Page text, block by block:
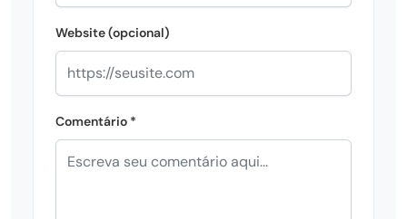
Website (opcional)
Comentário *